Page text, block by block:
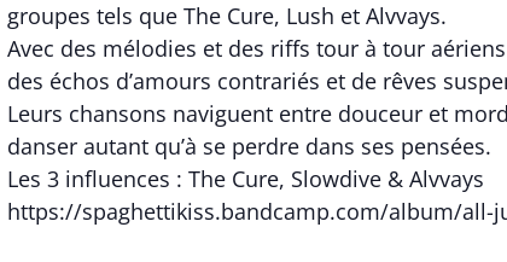
groupes tels que The Cure, Lush et Alvvays.
Avec des mélodies et des riffs tour à tour
des échos d’amours contrariés et de rêves
Leurs chansons naviguent entre douceur et
danser autant qu’à se perdre dans ses pensées.
Les 3 influences : The Cure, Slowdive & Alvvays
https://spaghettikiss.bandcamp.com/album/all-